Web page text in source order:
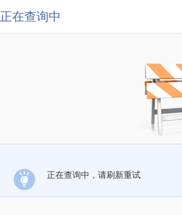
正在查询中
正在查询中，请刷新重试